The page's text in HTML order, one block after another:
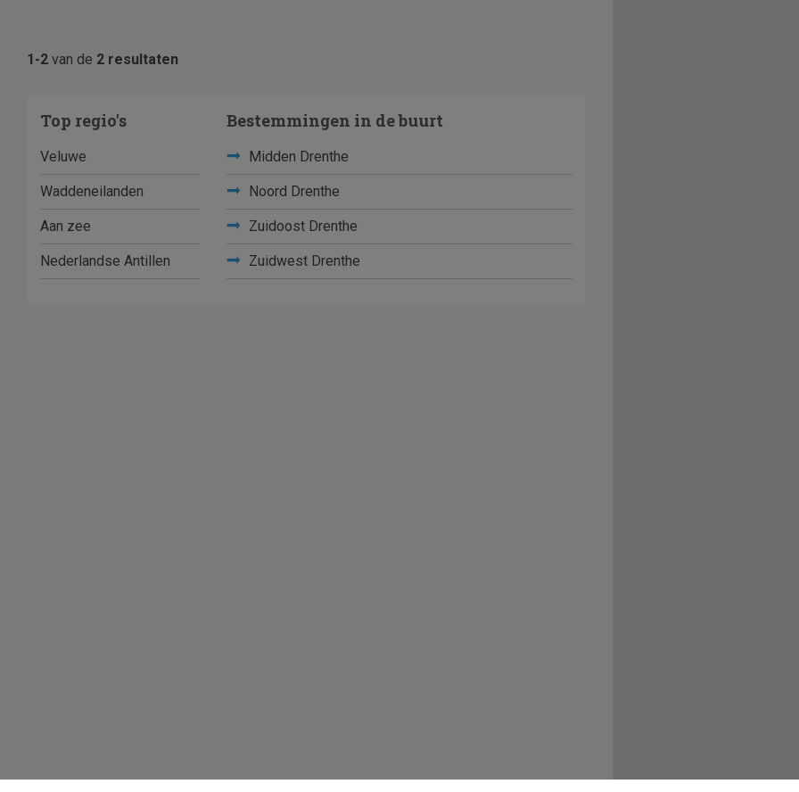
1-2 van de 2 resultaten
Top regio's
Veluwe
Waddeneilanden
Aan zee
Nederlandse Antillen
Bestemmingen in de buurt
Midden Drenthe
Noord Drenthe
Zuidoost Drenthe
Zuidwest Drenthe